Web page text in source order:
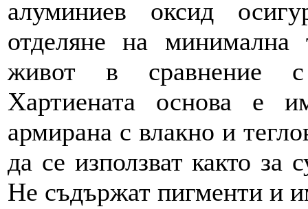
алуминиев оксид
отделяне на
живот в сравнение с
Хартиената основа е
армиранa с влакно и
да се използват както
Не съдържат пигменти и